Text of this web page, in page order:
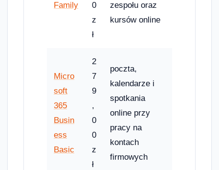
Family
0
z
ł
zespołu oraz
kursów online
Micro
soft
365
Busin
ess
Basic
2
7
9
,
0
0
z
ł
poczta,
kalendarze i
spotkania
online przy
pracy na
kontach
firmowych